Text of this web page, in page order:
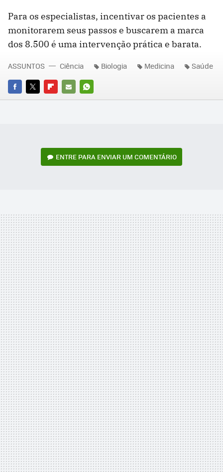
Para os especialistas, incentivar os pacientes a
monitorarem seus passos e buscarem a marca
dos 8.500 é uma intervenção prática e barata.
FACEBOOK
TWITTERFLIPBOARD
E-
WHATSAPP
ASSUNTOS Ciência Biologia Medicina Saúde
ENTRE PARA ENVIAR UM COMENTÁRIO